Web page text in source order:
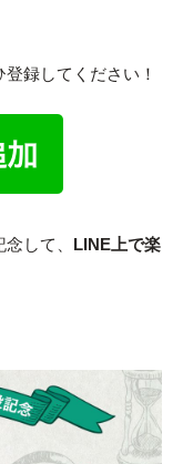
録してください！
して、 LINE上で楽